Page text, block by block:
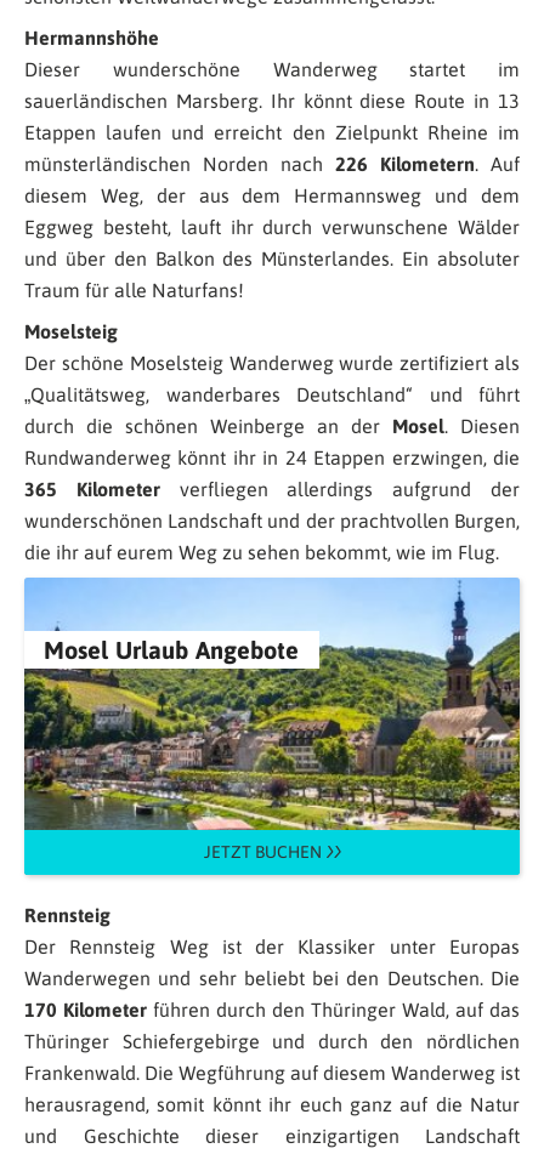
Hermannshöhe
Dieser wunderschöne Wanderweg startet im
sauerländischen Marsberg. Ihr könnt diese Route in 13
Etappen laufen und erreicht den Zielpunkt Rheine im
münsterländischen Norden nach 226 Kilometern. Auf
diesem Weg, der aus dem Hermannsweg und dem
Eggweg besteht, lauft ihr durch verwunschene Wälder
und über den Balkon des Münsterlandes. Ein absoluter
Traum für alle Naturfans!
Moselsteig
Der schöne Moselsteig Wanderweg wurde zertifiziert als
„Qualitätsweg, wanderbares Deutschland“ und führt
durch die schönen Weinberge an der Mosel. Diesen
Rundwanderweg könnt ihr in 24 Etappen erzwingen, die
365 Kilometerverfliegen allerdings aufgrund der
wunderschönen Landschaft und der prachtvollen Burgen,
die ihr auf eurem Weg zu sehen bekommt, wie im Flug.
Mosel Urlaub Angebote
JETZT BUCHEN
Rennsteig
Der Rennsteig Weg ist der Klassiker unter Europas
Wanderwegen und sehr beliebt bei den Deutschen. Die
170 Kilometer führen durch den Thüringer Wald, auf das
Thüringer Schiefergebirge und durch den nördlichen
Frankenwald. Die Wegführung auf diesem Wanderweg ist
herausragend, somit könnt ihr euch ganz auf die Natur
und Geschichte dieser einzigartigen Landschaft